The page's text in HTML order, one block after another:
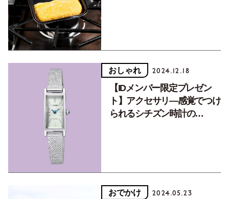
おしゃれ 2024.12.18
【IDメンバー限定プレゼン
ト】アクセサリ―感覚でつけ
られるシチズン時計の
おでかけ 2024.05.23